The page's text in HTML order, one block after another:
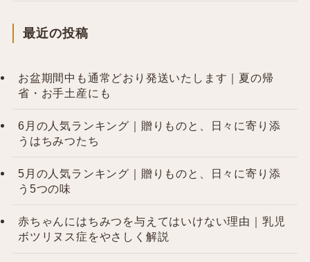
最近の投稿
お盆期間中も通常どおり発送いたします｜夏の帰
省・お手土産にも
6月の人気ランキング｜贈りものと、日々に寄り添
うはちみつたち
5月の人気ランキング｜贈りものと、日々に寄り添
う5つの味
赤ちゃんにはちみつを与えてはいけない理由｜乳児
ボツリヌス症をやさしく解説